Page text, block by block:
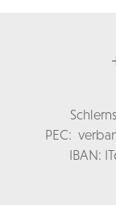
Schl
PEC:
IBAN: